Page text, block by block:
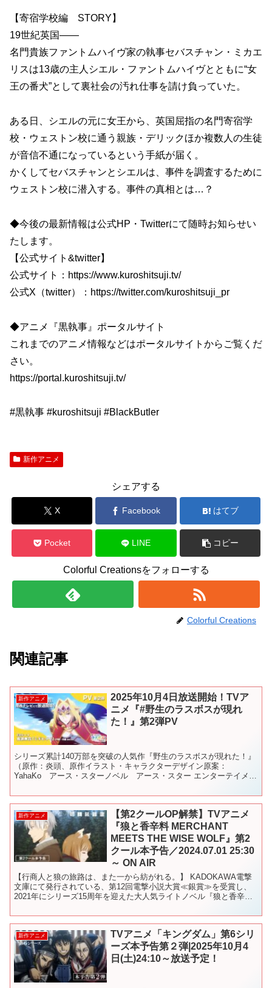
【寄宿学校編 STORY】
19世紀英国――
名門貴族ファントムハイヴ家の執事セバスチャン・ミカエ
リスは13歳の主人シエル・ファントムハイヴとともに“女
王の番犬”として裏社会の汚れ仕事を請け負っていた。
ある日、シエルの元に女王から、英国屈指の名門寄宿学
校・ウェストン校に通う親族・デリックほか複数人の生徒
が音信不通になっているという手紙が届く。
かくしてセバスチャンとシエルは、事件を調査するために
ウェストン校に潜入する。事件の真相とは…？
◆今後の最新情報は公式HP・Twitterにて随時お知らせい
たします。
【公式サイト&twitter】
公式サイト：https://www.kuroshitsuji.tv/
公式X（twitter）：https://twitter.com/kuroshitsuji_pr
◆アニメ『黒執事』ポータルサイト
これまでのアニメ情報などはポータルサイトからご覧くだ
さい。
https://portal.kuroshitsuji.tv/
#黒執事 #kuroshitsuji #BlackButler
新作アニメ
シェアする
X Facebook はてブ
Pocket LINE コピー
Colorful Creationsをフォローする
Colorful Creations
関連記事
新作アニメ
2025年10月4日放送開始！TVア
ニメ『#野生のラスボスが現れ
た！』第2弾PV
シリーズ累計140万部を突破の人気作『野生のラスボスが現れた！』
（原作：炎頭、原作イラスト・キャラクターデザイン原案：
YahaKo アース・スターノベル アース・スター エンターテイメン
新作アニメ
【第2クールOP解禁】TVアニメ
『狼と香辛料 MERCHANT
MEETS THE WISE WOLF』第2
クール本予告／2024.07.01 25:30
～ ON AIR
【行商人と狼の旅路は、また一から紡がれる。】 KADOKAWA電撃
文庫にて発行されている、第12回電撃小説大賞≪銀賞≫を受賞し、
2021年にシリーズ15周年を迎えた大人気ライトノベル『狼と香辛
新作アニメ
TVアニメ「キングダム」第6シリ
ーズ本予告第２弾|2025年10月4
日(土)24:10～放送予定！